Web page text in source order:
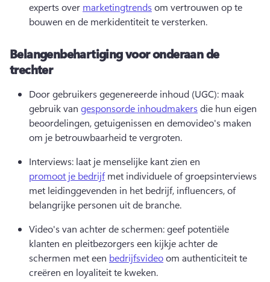
experts over marketingtrends om vertrouwen op te
bouwen en de merkidentiteit te versterken.
Belangenbehartiging voor onderaan de
trechter
Door gebruikers gegenereerde inhoud (UGC): maak
gebruik van gesponsorde inhoudmakers die hun eigen
beoordelingen, getuigenissen en demovideo's maken
om je betrouwbaarheid te vergroten.
Interviews: laat je menselijke kant zien en
promoot je bedrijf met individuele of groepsinterviews
met leidinggevenden in het bedrijf, influencers, of
belangrijke personen uit de branche.
Video's van achter de schermen: geef potentiële
klanten en pleitbezorgers een kijkje achter de
schermen met een bedrijfsvideo om authenticiteit te
creëren en loyaliteit te kweken.